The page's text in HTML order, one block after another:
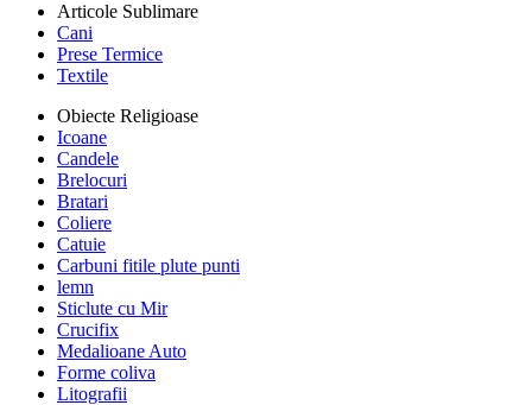
Articole Sublimare
Cani
Prese Termice
Textile
Obiecte Religioase
Icoane
Candele
Brelocuri
Bratari
Coliere
Catuie
Carbuni fitile plute punti
lemn
Sticlute cu Mir
Crucifix
Medalioane Auto
Forme coliva
Litografii